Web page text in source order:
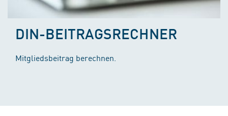
DIN-BEITRAGSRECHNER
Mitgliedsbeitrag berechnen.